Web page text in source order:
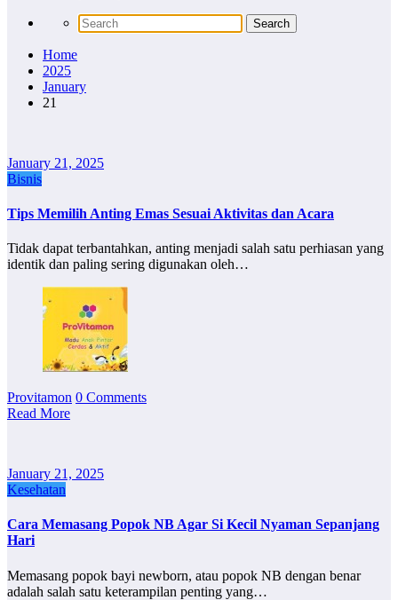
Home
2025
January
21
January 21, 2025
Bisnis
Tips Memilih Anting Emas Sesuai Aktivitas dan Acara
Tidak dapat terbantahkan, anting menjadi salah satu perhiasan yang
identik dan paling sering digunakan oleh…
Provitamon 0 Comments
Read More
January 21, 2025
Kesehatan
Cara Memasang Popok NB Agar Si Kecil Nyaman Sepanjang
Hari
Memasang popok bayi newborn, atau popok NB dengan benar
adalah salah satu keterampilan penting yang…